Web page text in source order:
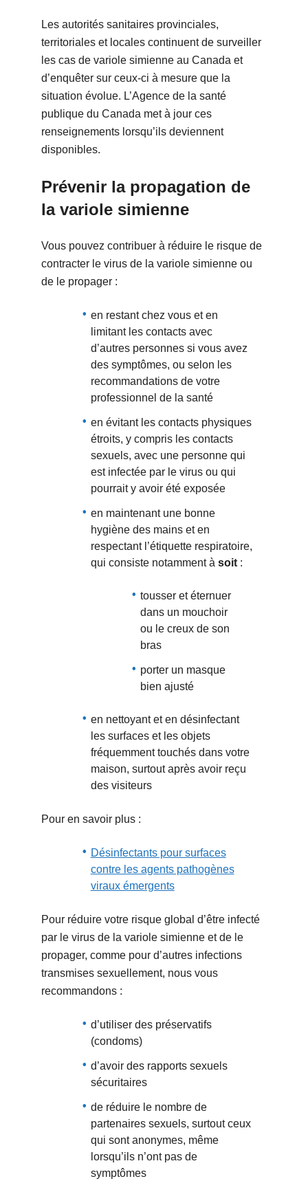
Les autorités sanitaires provinciales,
territoriales et locales continuent de surveiller
les cas de variole simienne au Canada et
d’enquêter sur ceux-ci à mesure que la
situation évolue. L’Agence de la santé
publique du Canada met à jour ces
renseignements lorsqu’ils deviennent
disponibles.
Prévenir la propagation de
la variole simienne
Vous pouvez contribuer à réduire le risque de
contracter le virus de la variole simienne ou
de le propager :
en restant chez vous et en
limitant les contacts avec
d’autres personnes si vous avez
des symptômes, ou selon les
recommandations de votre
professionnel de la santé
en évitant les contacts physiques
étroits, y compris les contacts
sexuels, avec une personne qui
est infectée par le virus ou qui
pourrait y avoir été exposée
en maintenant une bonne
hygiène des mains et en
respectant l’étiquette respiratoire,
qui consiste notamment à soit:
tousser et éternuer
dans un mouchoir
ou le creux de son
bras
porter un masque
bien ajusté
en nettoyant et en désinfectant
les surfaces et les objets
fréquemment touchés dans votre
maison, surtout après avoir reçu
des visiteurs
Pour en savoir plus :
Désinfectants pour surfaces
contre les agents pathogènes
viraux émergents
Pour réduire votre risque global d’être infecté
par le virus de la variole simienne et de le
propager, comme pour d’autres infections
transmises sexuellement, nous vous
recommandons :
d’utiliser des préservatifs
(condoms)
d’avoir des rapports sexuels
sécuritaires
de réduire le nombre de
partenaires sexuels, surtout ceux
qui sont anonymes, même
lorsqu’ils n’ont pas de
symptômes